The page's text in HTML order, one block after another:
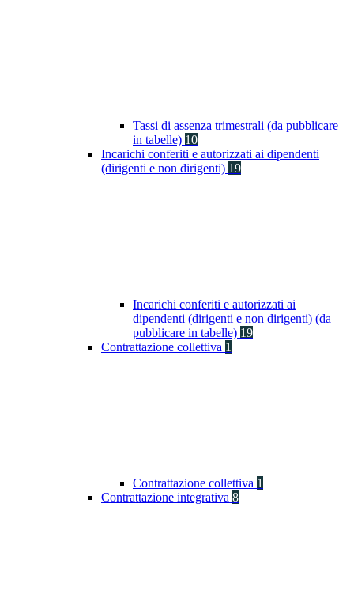
Tassi di assenza trimestrali (da pubblicare
in tabelle) 10
Incarichi conferiti e autorizzati ai dipendenti
(dirigenti e non dirigenti) 19
Incarichi conferiti e autorizzati ai
dipendenti (dirigenti e non dirigenti) (da
pubblicare in tabelle) 19
Contrattazione collettiva 1
Contrattazione collettiva 1
Contrattazione integrativa 8